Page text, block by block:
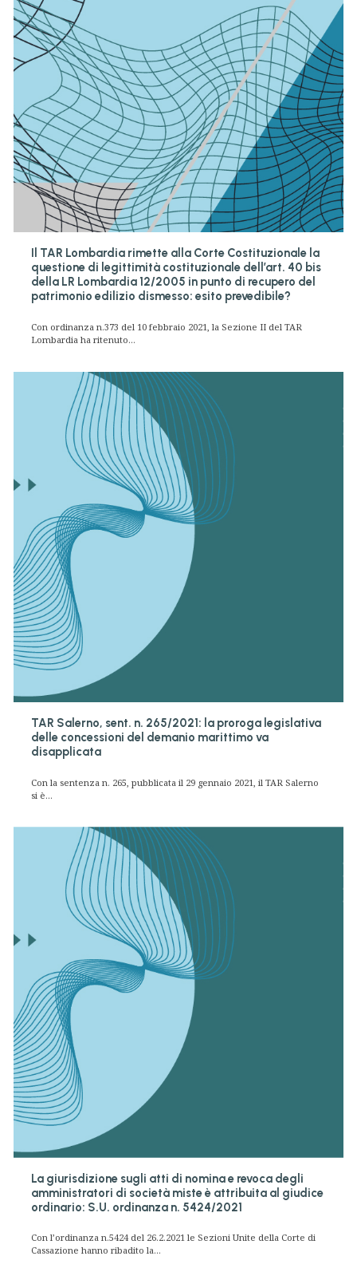
Il TAR Lombardia rimette alla Corte Costituzionale la
questione di legittimità costituzionale dell’art. 40 bis
della LR Lombardia 12/2005 in punto di recupero del
patrimonio edilizio dismesso: esito prevedibile?
Con ordinanza n.373 del 10 febbraio 2021, la Sezione II del TAR
Lombardia ha ritenuto...
TAR Salerno, sent. n. 265/2021: la proroga legislativa
delle concessioni del demanio marittimo va
disapplicata
Con la sentenza n. 265, pubblicata il 29 gennaio 2021, il TAR Salerno
si è...
La giurisdizione sugli atti di nomina e revoca degli
amministratori di società miste è attribuita al giudice
ordinario: S.U. ordinanza n. 5424/2021
Con l’ordinanza n.5424 del 26.2.2021 le Sezioni Unite della Corte di
Cassazione hanno ribadito la...